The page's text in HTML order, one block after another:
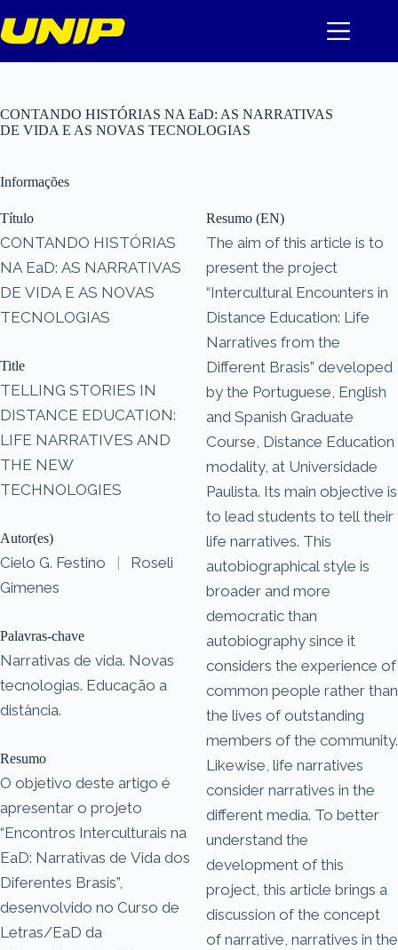
para
o
CONTANDO HISTÓRIAS NA EaD: AS NARRATIVAS
DE VIDA E AS NOVAS TECNOLOGIAS
Informações
Título
CONTANDO HISTÓRIAS
NA EaD: AS NARRATIVAS
DE VIDA E AS NOVAS
TECNOLOGIAS
Title
TELLING STORIES IN
DISTANCE EDUCATION:
LIFE NARRATIVES AND
THE NEW
TECHNOLOGIES
Autor(es)
Cielo G. Festino |
Roseli
Gimenes
Palavras-chave
Narrativas de vida. Novas
tecnologias. Educação a
distância.
Resumo
O objetivo deste artigo é
apresentar o projeto
“Encontros Interculturais na
EaD: Narrativas de Vida dos
Diferentes Brasis”,
desenvolvido no Curso de
Letras/EaD da
Resumo (EN)
The aim of this article is to
present the project
“Intercultural Encounters in
Distance Education: Life
Narratives from the
Different Brasis” developed
by the Portuguese, English
and Spanish Graduate
Course, Distance Education
modality, at Universidade
Paulista. Its main objective is
to lead students to tell their
life narratives. This
autobiographical style is
broader and more
democratic than
autobiography since it
considers the experience of
common people rather than
the lives of outstanding
members of the community.
Likewise, life narratives
consider narratives in the
different media. To better
understand the
development of this
project, this article brings a
discussion of the concept
of narrative, narratives in the